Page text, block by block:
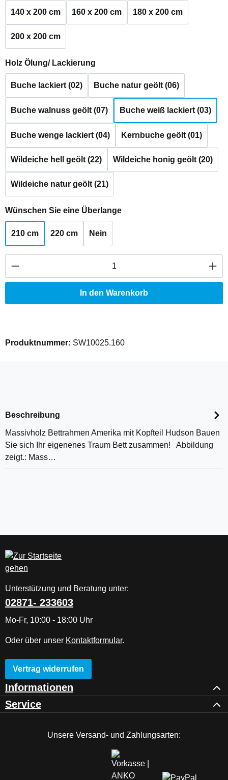
140 x 200 cm 160 x 200 cm 180 x 200 cm
200 x 200 cm
Holz Ölung/ Lackierung
Buche lackiert (02) Buche natur geölt (06)
Buche walnuss geölt (07) Buche weiß lackiert (03)
Buche wenge lackiert (04) Kernbuche geölt (01)
Wildeiche hell geölt (22) Wildeiche honig geölt (20)
Wildeiche natur geölt (21)
Wünschen Sie eine Überlangeauswählen
210 cm 220 cm Nein
Produkt Anzahl: Gib den gewünschten
In den Warenkorb
Produktnummer: SW10025.160
Beschreibung
Massivholz Bettrahmen Amerika mit Kopfteil Hudson Bauen
Sie sich Ihr eigenenes Traum Bett zusammen! Abbildung
zeigt.: Mass…
Unterstützung und Beratung unter:
02871- 233603
Mo-Fr, 10:00 - 18:00 Uhr
Oder über unser Kontaktformular.
Vertrag widerrufen
Informationen
Service
Unsere Versand- und Zahlungsarten: